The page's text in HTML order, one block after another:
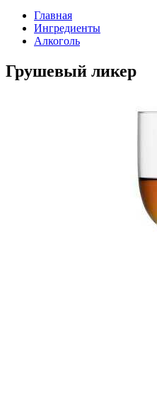
Главная
Ингредиенты
Алкоголь
Грушевый ликер